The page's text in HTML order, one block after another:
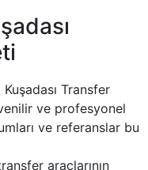
Transfer
ve profesyonel
ve referanslar bu
araçlarının